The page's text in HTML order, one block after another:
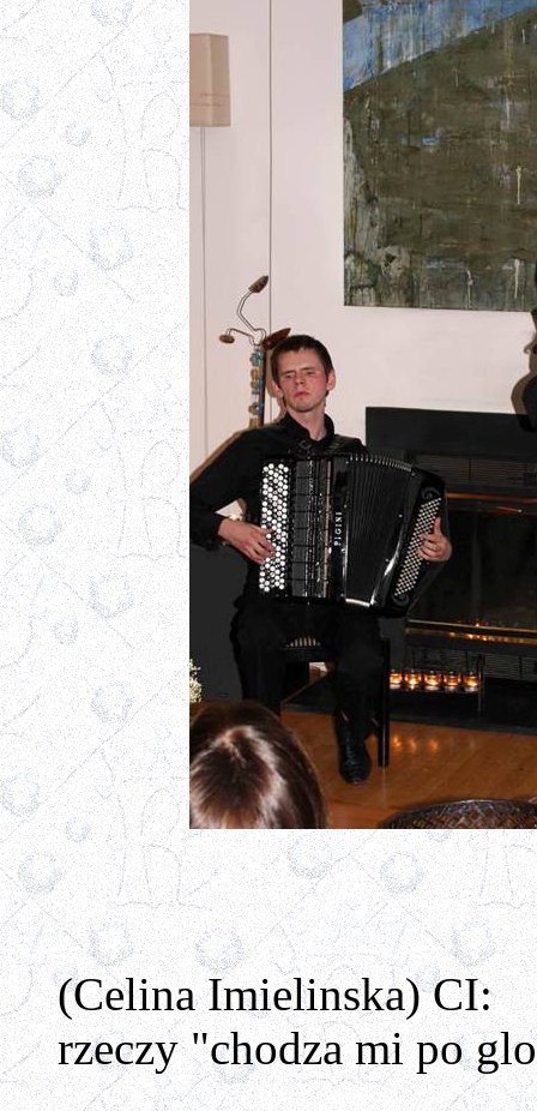
(Celina Imielinska) CI:
rzeczy "chodza mi po